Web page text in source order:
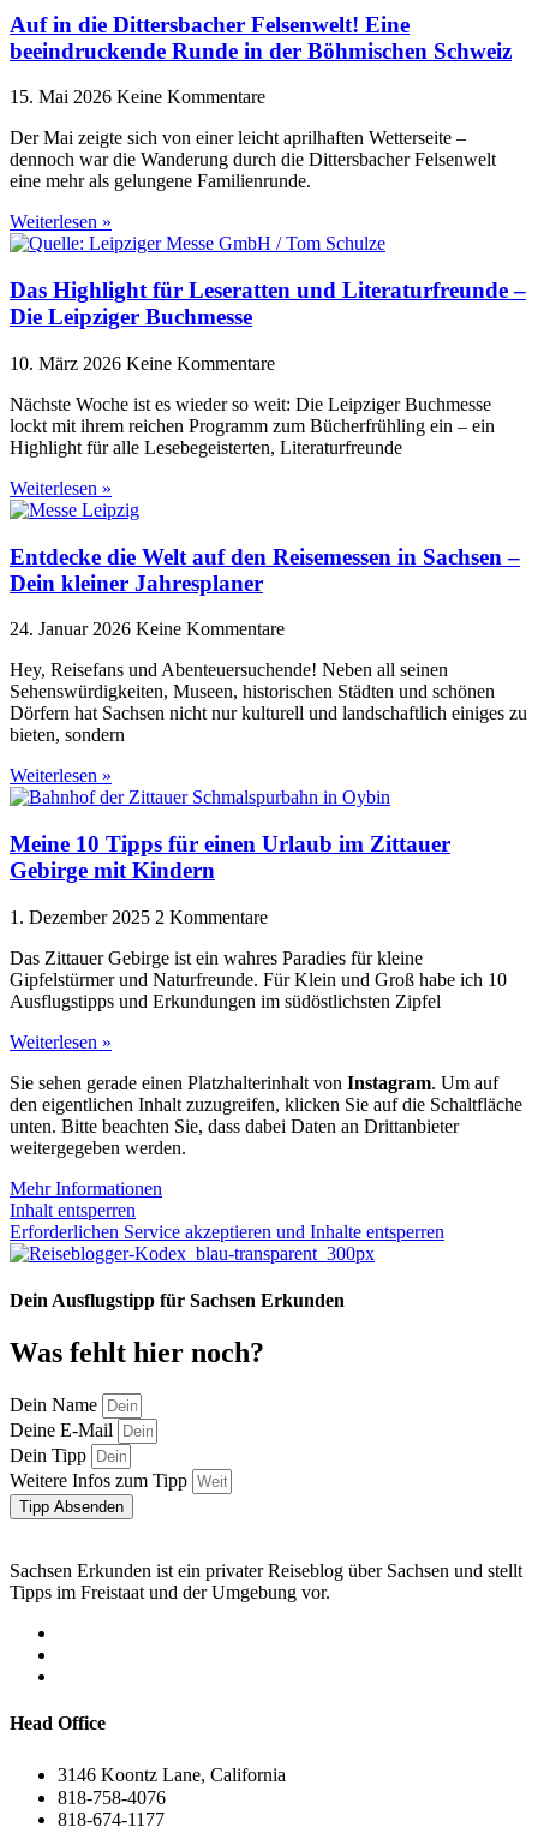
Auf in die Dittersbacher Felsenwelt! Eine
beeindruckende Runde in der Böhmischen Schweiz
15. Mai 2026 Keine Kommentare
Der Mai zeigte sich von einer leicht aprilhaften Wetterseite –
dennoch war die Wanderung durch die Dittersbacher Felsenwelt
eine mehr als gelungene Familienrunde.
Weiterlesen »
Das Highlight für Leseratten und Literaturfreunde –
Die Leipziger Buchmesse
10. März 2026 Keine Kommentare
Nächste Woche ist es wieder so weit: Die Leipziger Buchmesse
lockt mit ihrem reichen Programm zum Bücherfrühling ein – ein
Highlight für alle Lesebegeisterten, Literaturfreunde
Weiterlesen »
Entdecke die Welt auf den Reisemessen in Sachsen –
Dein kleiner Jahresplaner
24. Januar 2026 Keine Kommentare
Hey, Reisefans und Abenteuersuchende! Neben all seinen
Sehenswürdigkeiten, Museen, historischen Städten und schönen
Dörfern hat Sachsen nicht nur kulturell und landschaftlich einiges zu
bieten, sondern
Weiterlesen »
Meine 10 Tipps für einen Urlaub im Zittauer
Gebirge mit Kindern
1. Dezember 2025 2 Kommentare
Das Zittauer Gebirge ist ein wahres Paradies für kleine
Gipfelstürmer und Naturfreunde. Für Klein und Groß habe ich 10
Ausflugstipps und Erkundungen im südöstlichsten Zipfel
Weiterlesen »
Sie sehen gerade einen Platzhalterinhalt von Instagram. Um auf
den eigentlichen Inhalt zuzugreifen, klicken Sie auf die Schaltfläche
unten. Bitte beachten Sie, dass dabei Daten an Drittanbieter
weitergegeben werden.
Mehr Informationen
Inhalt entsperren
Erforderlichen Service akzeptieren und Inhalte entsperren
Dein Ausflugstipp für Sachsen Erkunden
Was fehlt hier noch?
Dein Name
Deine E-Mail
Dein Tipp
Weitere Infos zum Tipp
Tipp Absenden
Sachsen Erkunden ist ein privater Reiseblog über Sachsen und stellt
Tipps im Freistaat und der Umgebung vor.
Head Office
3146 Koontz Lane, California
818-758-4076
818-674-1177